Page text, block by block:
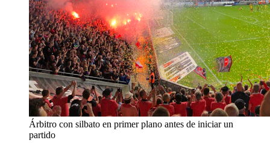
Árbitro con silbato en primer plano antes de iniciar un
partido